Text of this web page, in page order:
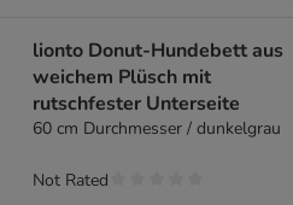
lionto Donut-Hundebett aus
weichem Plüsch mit
rutschfester Unterseite
60 cm Durchmesser / dunkelgrau
Not Rated